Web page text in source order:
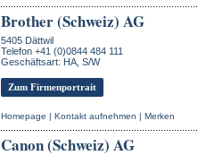
Brother (Schweiz) AG
5405 Dättwil
Telefon +41 (0)0844 484 111
Geschäftsart: HA, S/W
Zum Firmenportrait
Homepage | Kontakt aufnehmen | Merken
Canon (Schweiz) AG